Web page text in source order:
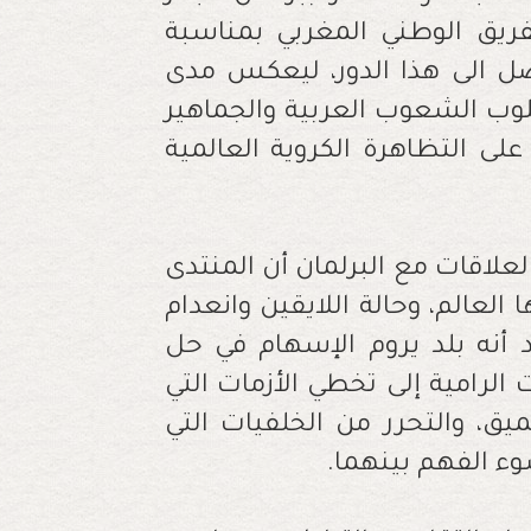
الوطني المغربي بمناسبة
الى هذا الدور، ليعكس مدى
الشعوب العربية والجماهير
التظاهرة الكروية العالمية
مع البرلمان أن المنتدى
وحالة اللايقين وانعدام
أنه بلد يروم الإسهام في حل
إلى تخطي الأزمات التي
والتحرر من الخلفيات التي
الفهم بينهما.